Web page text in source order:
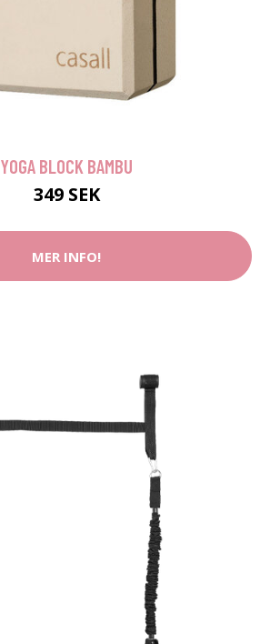
YOGA BLOCK BAMBU
349 SEK
MER INFO!